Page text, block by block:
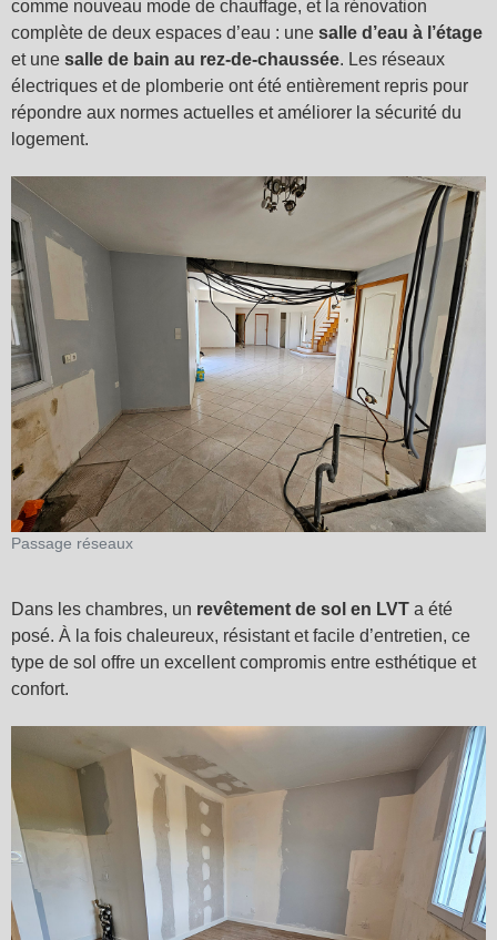
comme nouveau mode de chauffage, et la rénovation
complète de deux espaces d’eau : une salle d’eau à l’étage
et une salle de bain au rez-de-chaussée. Les réseaux
électriques et de plomberie ont été entièrement repris pour
répondre aux normes actuelles et améliorer la sécurité du
logement.
Passage réseaux
Dans les chambres, un revêtement de sol en LVT a été
posé. À la fois chaleureux, résistant et facile d’entretien, ce
type de sol offre un excellent compromis entre esthétique et
confort.